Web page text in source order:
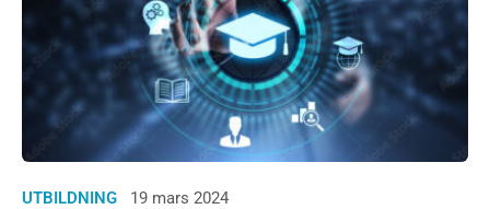
UTBILDNING 19 mars 2024